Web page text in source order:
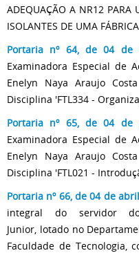
ADEQUAÇÃO A NR12 PARA
ISOLANTES DE UMA
Portaria nº 64, de 04 de
Examinadora Especial de
Enelyn Naya Araujo
Disciplina 'FTL334 -
Portaria nº 65, de 04 de
Examinadora Especial de
Enelyn Naya Araujo
Disciplina 'FTL021 -
Portaria nº 66, de 04 de
integral do servidor
Junior, lotado no
Faculdade de Tecnologia,